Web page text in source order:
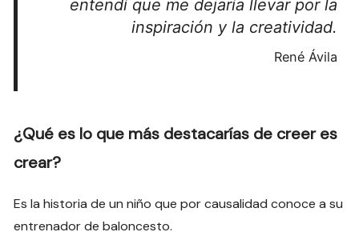
entendí que me dejaría llevar por la
inspiración y la creatividad.
René Ávila
¿Qué es lo que más destacarías de creer es
crear?
Es la historia de un niño que por causalidad conoce a su
entrenador de baloncesto.